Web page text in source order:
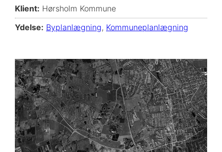
Klient: Hørsholm Kommune
Ydelse: Byplanlægning, Kommuneplanlægning